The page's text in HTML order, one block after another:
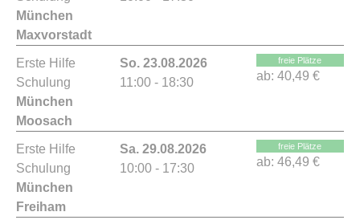
München
Maxvorstadt
Erste Hilfe
Schulung
München
Moosach
So. 23.08.2026
11:00 - 18:30
freie Plätze
ab: 40,49 €
Erste Hilfe
Schulung
München
Freiham
Sa. 29.08.2026
10:00 - 17:30
freie Plätze
ab: 46,49 €